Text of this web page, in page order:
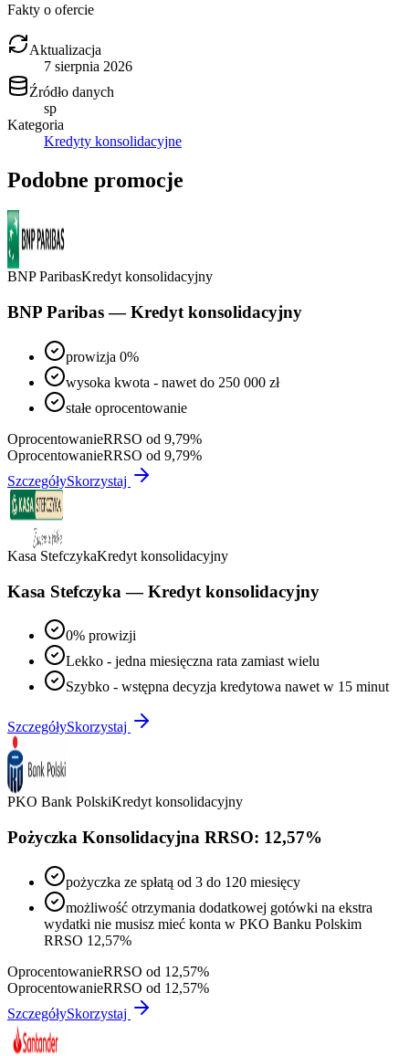
Fakty o ofercie
Aktualizacja
7 sierpnia 2026
Źródło danych
sp
Kategoria
Kredyty konsolidacyjne
Podobne promocje
BNP ParibasKredyt konsolidacyjny
BNP Paribas — Kredyt konsolidacyjny
prowizja 0%
wysoka kwota - nawet do 250 000 zł
stałe oprocentowanie
OprocentowanieRRSO od 9,79%
OprocentowanieRRSO od 9,79%
SzczegółySkorzystaj
Kasa StefczykaKredyt konsolidacyjny
Kasa Stefczyka — Kredyt konsolidacyjny
0% prowizji
Lekko - jedna miesięczna rata zamiast wielu
Szybko - wstępna decyzja kredytowa nawet w 15 minut
SzczegółySkorzystaj
PKO Bank PolskiKredyt konsolidacyjny
Pożyczka Konsolidacyjna RRSO: 12,57%
pożyczka ze spłatą od 3 do 120 miesięcy
możliwość otrzymania dodatkowej gotówki na ekstra
wydatki nie musisz mieć konta w PKO Banku Polskim
RRSO 12,57%
OprocentowanieRRSO od 12,57%
OprocentowanieRRSO od 12,57%
SzczegółySkorzystaj